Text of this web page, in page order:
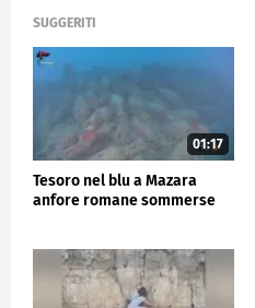
SUGGERITI
01:17
Tesoro nel blu a Mazara
anfore romane sommerse